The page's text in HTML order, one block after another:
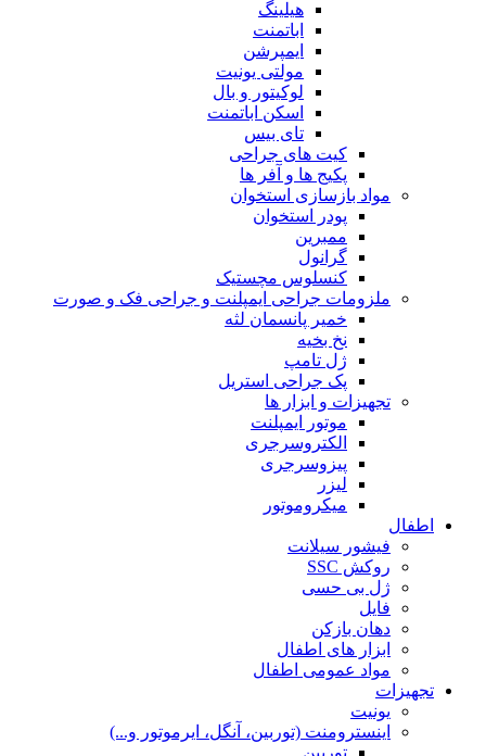
هیلینگ
اباتمنت
ایمپرشن
مولتی یونیت
لوکیتور و بال
اسکن اباتمنت
تای بیس
کیت های جراحی
پکیج ها و آفر ها
مواد بازسازی استخوان
پودر استخوان
ممبرین
گرانول
کنسلوس مچستیک
ملزومات جراحی ایمپلنت و جراحی فک و صورت
خمیر پانسمان لثه
نخ بخیه
ژل تامپ
پک جراحی استریل
تجهیزات و ابزار ها
موتور ایمپلنت
الکتروسرجری
پیزوسرجری
لیزر
میکروموتور
اطفال
فیشور سیلانت
روکش SSC
ژل بی حسی
فایل
دهان بازکن
ابزار های اطفال
مواد عمومی اطفال
تجهیزات
یونیت
اینسترومنت (توربین، آنگل، ایرموتور و...)